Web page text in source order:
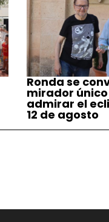
Ronda se
mirador
admirar el
12 de agosto